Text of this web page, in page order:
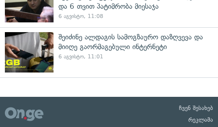
და 6 თვით პატიმრობა მიესაჯა
6 აგვისტო, 11:08
შეიძინე ალდაგის სამოგზაურო დაზღვევა და
მიიღე გაორმაგებული ინტერნეტი
6 აგვისტო, 11:01
ჩვენ შესახებ
რეკლამა